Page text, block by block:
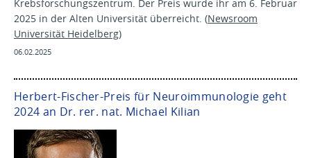
Krebsforschungszentrum. Der Preis wurde ihr am 6. Februar
2025 in der Alten Universität überreicht. (Newsroom
Universität Heidelberg)
06.02.2025
Herbert-Fischer-Preis für Neuroimmunologie geht
2024 an Dr. rer. nat. Michael Kilian